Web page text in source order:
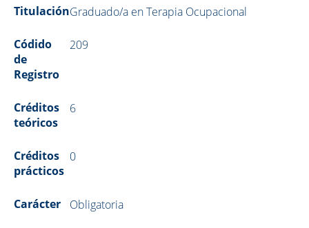
TitulaciónGraduado/a en Terapia Ocupacional
Códido
de
Registro
209
Créditos
teóricos
6
Créditos
prácticos
0
Carácter Obligatoria